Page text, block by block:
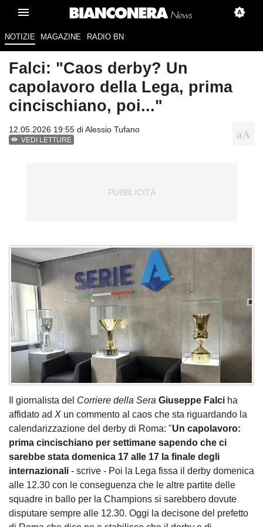
NOTIZIE MAGAZINE RADIO BN
Falci: "Caos derby? Un
capolavoro della Lega, prima
cincischiano, poi..."
12.05.2026 19:55 diAlessio Tufano
VEDI LETTURE
Il giornalista del Corriere della Sera Giuseppe Falci ha
affidato ad X un commento al caos che sta riguardando la
calendarizzazione del derby di Roma: "Un capolavoro:
prima cincischiano per settimane sapendo che ci
sarebbe stata domenica 17 alle 17 la finale degli
internazionali - scrive - Poi la Lega fissa il derby domenica
alle 12.30 con le conseguenza che le altre partite delle
squadre in ballo per la Champions si sarebbero dovute
disputare sempre alle 12.30. Oggi la decisone del prefetto